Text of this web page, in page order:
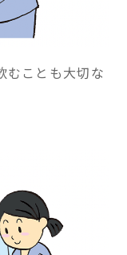
ことも大切な